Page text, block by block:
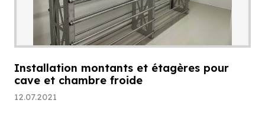
Installation montants et étagères pour
cave et chambre froide
12.07.2021